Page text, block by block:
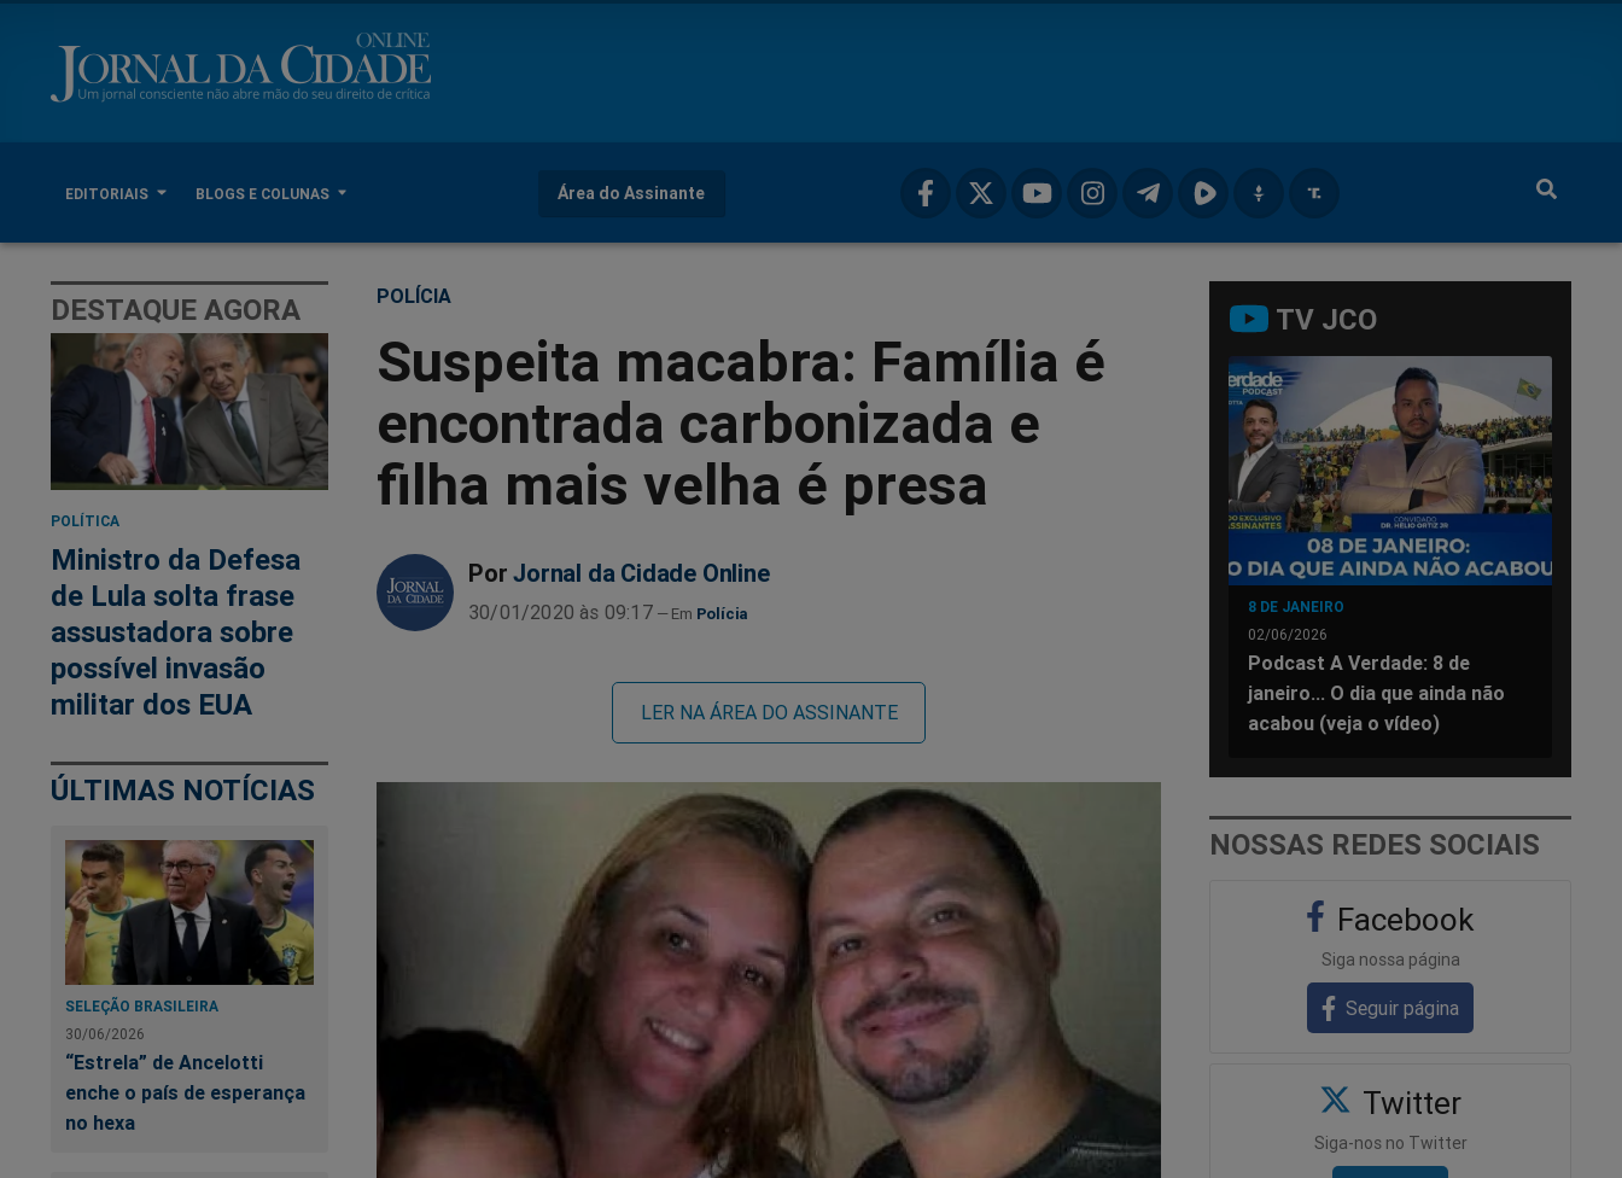
EDITORIAIS BLOGS E COLUNAS Área do Assinante
DESTAQUE AGORA
POLÍTICA
Ministro da Defesa
de Lula solta frase
assustadora sobre
possível invasão
militar dos EUA
ÚLTIMAS NOTÍCIAS
SELEÇÃO BRASILEIRA
30/06/2026
“Estrela” de Ancelotti
enche o país de esperança
no hexa
POLÍCIA
Suspeita macabra: Família é
encontrada carbonizada e
filha mais velha é presa
Por Jornal da Cidade Online
30/01/2020 às 09:17 Polícia
LER NA ÁREA DO ASSINANTE
TV JCO
8 DE JANEIRO
02/06/2026
Podcast A Verdade: 8 de
janeiro... O dia que ainda não
acabou (veja o vídeo)
NOSSAS REDES SOCIAIS
Facebook
Siga nossa página
Seguir página
Twitter
Siga-nos no Twitter